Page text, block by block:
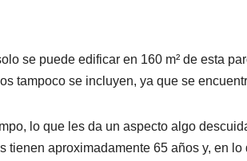
se puede edificar en 160 m² de esta
tampoco se incluyen, ya que se
lo que les da un aspecto algo
tienen aproximadamente 65 años y, en